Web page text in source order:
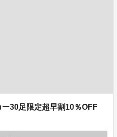
30足限定超早割10％OFF